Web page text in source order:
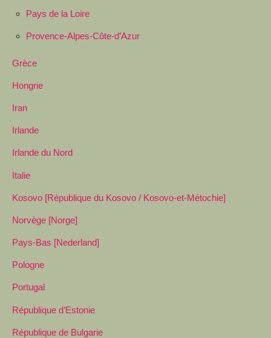
Pays de la Loire
Provence-Alpes-Côte-d’Azur
Grèce
Hongrie
Iran
Irlande
Irlande du Nord
Italie
Kosovo [République du Kosovo / Kosovo-et-Métochie]
Norvège [Norge]
Pays-Bas [Nederland]
Pologne
Portugal
République d’Estonie
République de Bulgarie